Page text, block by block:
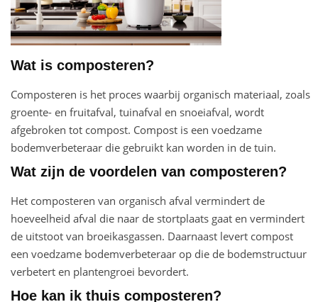
Wat is composteren?
Composteren is het proces waarbij organisch materiaal, zoals
groente- en fruitafval, tuinafval en snoeiafval, wordt
afgebroken tot compost. Compost is een voedzame
bodemverbeteraar die gebruikt kan worden in de tuin.
Wat zijn de voordelen van composteren?
Het composteren van organisch afval vermindert de
hoeveelheid afval die naar de stortplaats gaat en vermindert
de uitstoot van broeikasgassen. Daarnaast levert compost
een voedzame bodemverbeteraar op die de bodemstructuur
verbetert en plantengroei bevordert.
Hoe kan ik thuis composteren?